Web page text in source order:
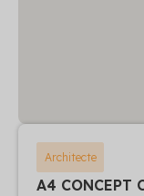
Architecte
A4 CONCEPT